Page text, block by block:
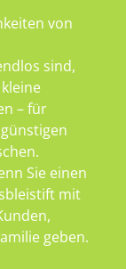
von
sind,
– für
Sie einen
mit
geben.